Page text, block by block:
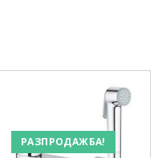
РАЗПРОДАЖБА!